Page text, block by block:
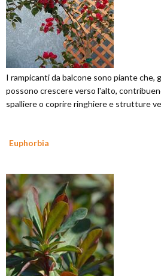
I rampicanti da balcone sono piante che,
possono crescere verso l'alto,
spalliere o coprire ringhiere e strutture
Euphorbia